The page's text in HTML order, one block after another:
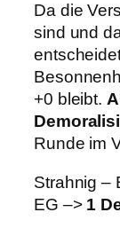
Da die
sind und
+0 bleibt.
Runde im
Strahnig –
EG –> 1